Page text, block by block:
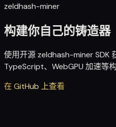
zeldhash-miner
构建你自己的铸造器
使用开源 zeldhash-miner SDK
TypeScript、WebGPU 加速等
在 GitHub 上查看